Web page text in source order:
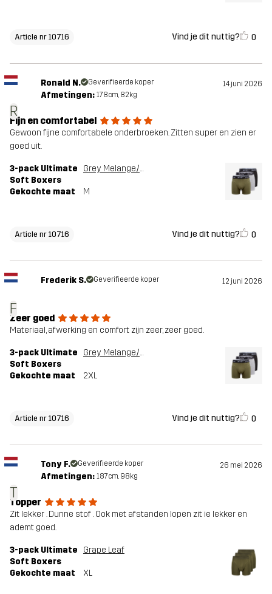
Article nr 10716 Vind je dit nuttig? 0
R
Ronald N. Geverifieerde koper 14 juni 2026
Afmetingen: 178cm, 82kg
Fijn en comfortabel
Gewoon fijne comfortabele onderbroeken. Zitten super en zien er
goed uit.
3-pack Ultimate
Soft Boxers
Grey Melange/Grape Leaf
Gekochte maat M
Article nr 10716 Vind je dit nuttig? 0
F
Frederik S. Geverifieerde koper 12 juni 2026
Zeer goed
Materiaal, afwerking en comfort zijn zeer, zeer goed.
3-pack Ultimate
Soft Boxers
Grey Melange/Grape Leaf
Gekochte maat 2XL
Article nr 10716 Vind je dit nuttig? 0
T
Tony F. Geverifieerde koper 26 mei 2026
Afmetingen: 187cm, 98kg
Topper
Zit lekker . Dunne stof . Ook met afstanden lopen zit ie lekker en
ademt goed.
3-pack Ultimate
Soft Boxers
Grape Leaf
Gekochte maat XL